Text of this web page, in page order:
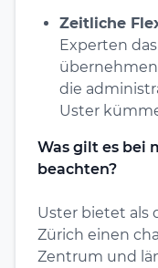
Zeitliche
Experten
die
Uster
Was gilt es bei
beachten?
Uster bietet als
Zürich einen
Zentrum und